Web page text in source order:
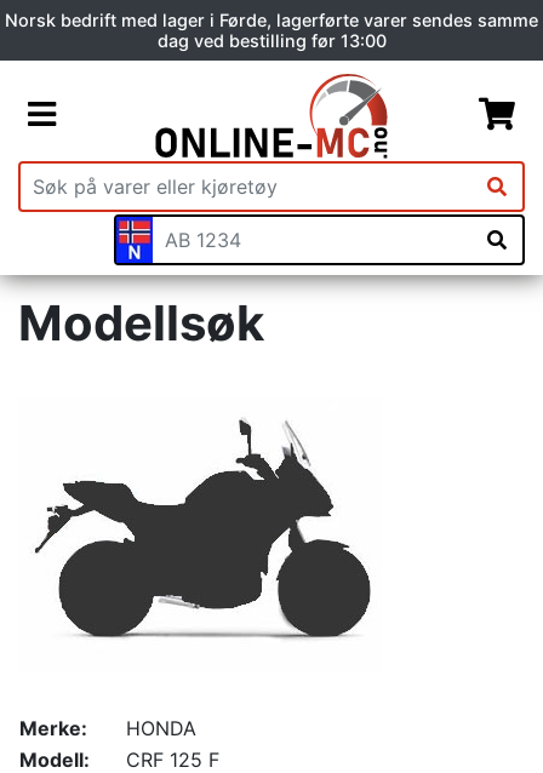
Norsk bedrift med lager i Førde, lagerførte varer sendes samme
dag ved bestilling før 13:00
Modellsøk
Merke:
HONDA
Modell:
CRF 125 F